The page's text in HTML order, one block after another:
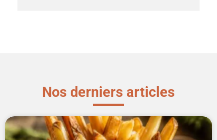
Nos derniers articles